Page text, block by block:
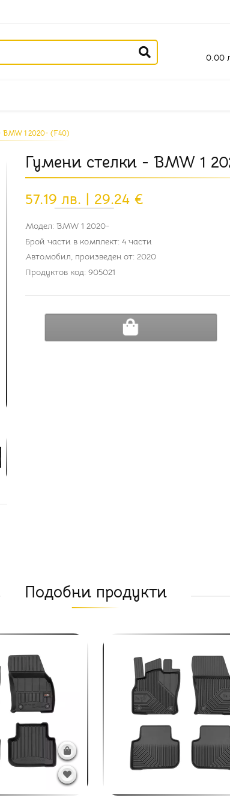
0.00
1 2020- (F40)
Гумени стелки - BMW 1
57.19 лв. | 29.24 €
Модел: BMW 1 2020-
Брой части в комплект: 4 части
Автомобил, произведен от: 2020
Продуктов код: 905021
ДОБАВИ В КОЛИЧКА
Подобни продукти